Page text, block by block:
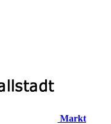
Markt